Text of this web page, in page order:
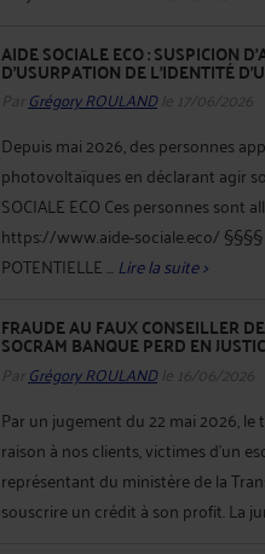
AIDE SOCIALE ECO : SUSPICION
D'USURPATION DE L’IDENTITÉ
Par Grégory ROULANDle 17/06/2026
Depuis mai 2026, des personnes
photovoltaïques en déclarant agir
SOCIALE ECO Ces personnes sont
https://www.aide-sociale.eco/ §§§§
POTENTIELLE ...Lire la suite >
FRAUDE AU FAUX CONSEILLER
SOCRAM BANQUE PERD EN
Par Grégory ROULANDle 16/06/2026
Par un jugement du 22 mai 2026,
raison à nos clients, victimes d'un
représentant du ministère de la
souscrire un crédit à son profit. La